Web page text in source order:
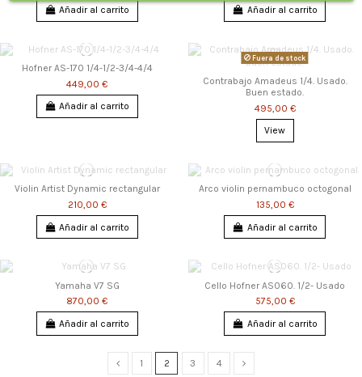
Añadir al carrito
Añadir al carrito
Hofner AS-170 1/4-1/2-3/4-4/4
449,00 €
Añadir al carrito
Fuera de stock
Contrabajo Amadeus 1/4. Usado.
Buen estado.
495,00 €
View
Violin Artist Dynamic rectangular
210,00 €
Añadir al carrito
Arco violin pernambuco octogonal
135,00 €
Añadir al carrito
Yamaha V7 SG
870,00 €
Añadir al carrito
Cello Hofner AS060. 1/2- Usado
575,00 €
Añadir al carrito
1 2 3 4